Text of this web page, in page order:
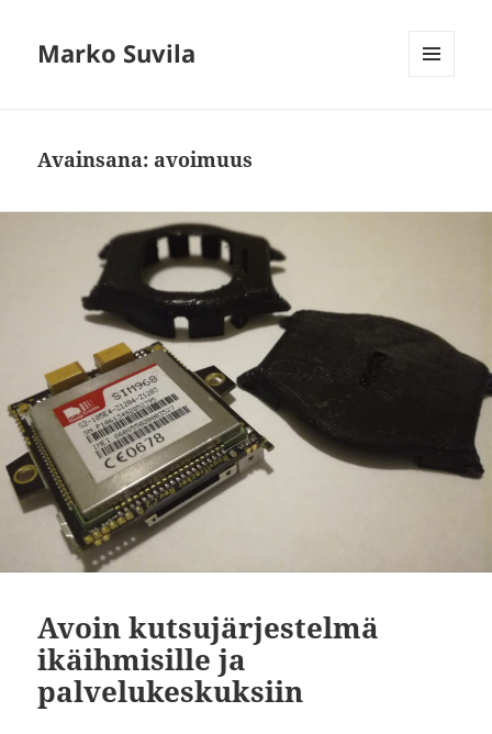
Marko Suvila
Avainsana: avoimuus
Avoin kutsujärjestelmä
ikäihmisille ja
palvelukeskuksiin